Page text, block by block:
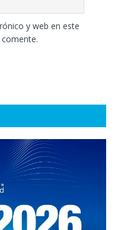
y web en este